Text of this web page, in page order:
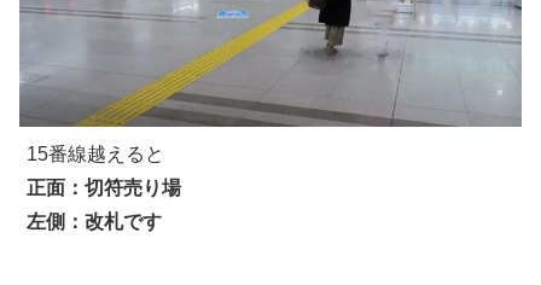
15番線越えると
正面：切符売り場
左側：改札です